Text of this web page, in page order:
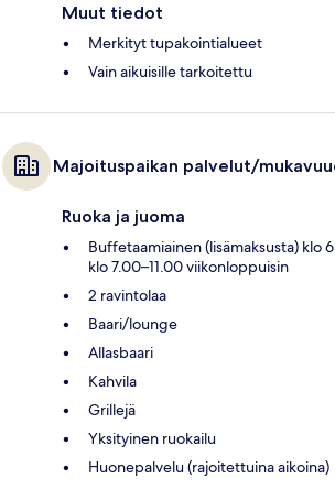
Muut tiedot
Merkityt tupakointialueet
Vain aikuisille tarkoitettu
Majoituspaikan palvelut/
Ruoka ja juoma
Buffetaamiainen (lisämaksusta) klo
klo 7.00–11.00 viikonloppuisin
2 ravintolaa
Baari/lounge
Allasbaari
Kahvila
Grillejä
Yksityinen ruokailu
Huonepalvelu (rajoitettuina aikoina)